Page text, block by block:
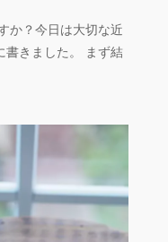
か？今日は大切な近
書きました。 まず結